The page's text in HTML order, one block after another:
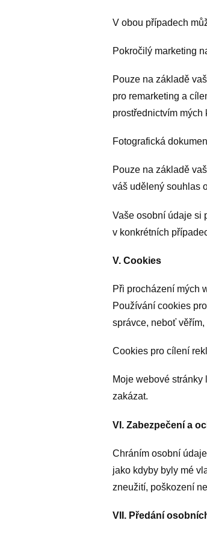
V obou případech
Pokročilý marketing
Pouze na základě
pro remarketing a
prostřednictvím mých
Fotografická
Pouze na základě
váš udělený souhlas
Vaše osobní údaje si
v konkrétních
V. Cookies
Při procházení mých
Používání cookies
správce, neboť
Cookies pro cílení
Moje webové
zakázat.
VI. Zabezpečení a
Chráním osobní
jako kdyby byly mé
zneužití, poškození
VII. Předání